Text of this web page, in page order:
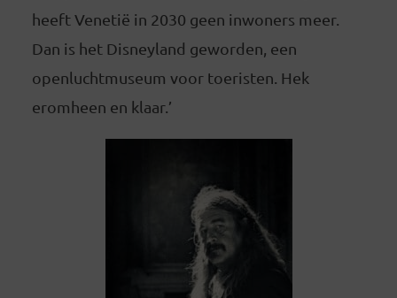
heeft Venetië in 2030 geen inwoners meer.
Dan is het Disneyland geworden, een
openluchtmuseum voor toeristen. Hek
eromheen en klaar.’